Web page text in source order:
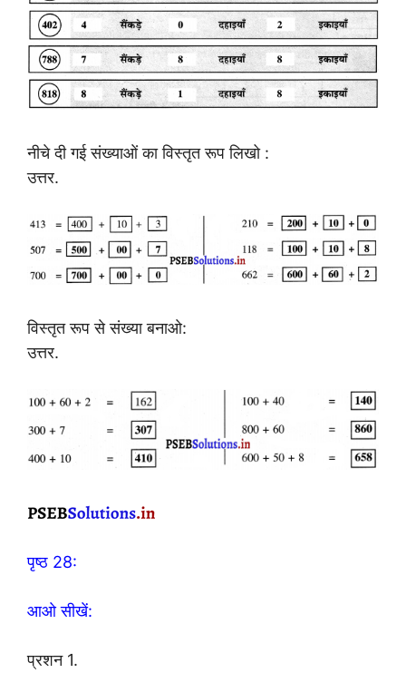
नीचे दी गई संख्याओं का विस्तृत रूप लिखो :
उत्तर.
विस्तृत रूप से संख्या बनाओ:
उत्तर.
पृष्ठ 28:
आओ सीखें:
प्रशन 1.